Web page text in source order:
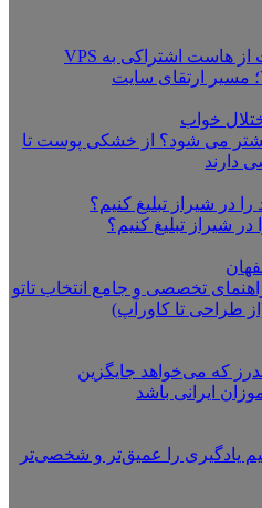
می شود؟ از خشکی پوست تا
دارند
شیراز تبلیغ کنیم؟
تخصصی و جامع انتخاب تاتو
طراحی تا کاورآپ)
که می‌خواهد جایگزین
ایرانی باشد
یادگیری را عمیق‌تر و شخصی‌تر